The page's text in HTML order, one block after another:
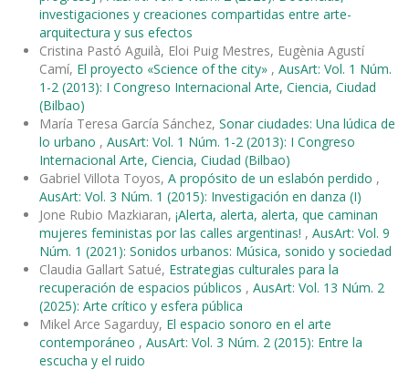
investigaciones y creaciones compartidas entre arte-
arquitectura y sus efectos
Cristina Pastó Aguilà, Eloi Puig Mestres, Eugènia Agustí
Camí, El proyecto «Science of the city» , AusArt: Vol. 1 Núm.
1-2 (2013): I Congreso Internacional Arte, Ciencia, Ciudad
(Bilbao)
María Teresa García Sánchez, Sonar ciudades: Una lúdica de
lo urbano , AusArt: Vol. 1 Núm. 1-2 (2013): I Congreso
Internacional Arte, Ciencia, Ciudad (Bilbao)
Gabriel Villota Toyos, A propósito de un eslabón perdido ,
AusArt: Vol. 3 Núm. 1 (2015): Investigación en danza (I)
Jone Rubio Mazkiaran, ¡Alerta, alerta, alerta, que caminan
mujeres feministas por las calles argentinas! , AusArt: Vol. 9
Núm. 1 (2021): Sonidos urbanos: Música, sonido y sociedad
Claudia Gallart Satué, Estrategias culturales para la
recuperación de espacios públicos , AusArt: Vol. 13 Núm. 2
(2025): Arte crítico y esfera pública
Mikel Arce Sagarduy, El espacio sonoro en el arte
contemporáneo , AusArt: Vol. 3 Núm. 2 (2015): Entre la
escucha y el ruido